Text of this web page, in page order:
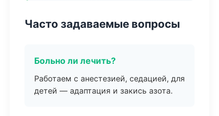
Часто задаваемые вопросы
Больно ли лечить?
Работаем с анестезией, седацией, для
детей — адаптация и закись азота.